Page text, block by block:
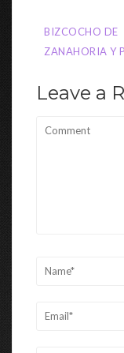
de
BIZCOCHO DE
ZANAHORIA Y
Leave a